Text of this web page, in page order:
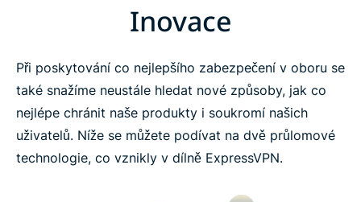
Inovace
Při poskytování co nejlepšího zabezpečení v oboru se
také snažíme neustále hledat nové způsoby, jak co
nejlépe chránit naše produkty i soukromí našich
uživatelů. Níže se můžete podívat na dvě průlomové
technologie, co vznikly v dílně ExpressVPN.